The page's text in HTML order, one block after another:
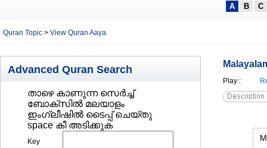
A B C
Quran Topic > View Quran Aaya
Advanced Quran Search
താഴെ കാണുന്ന സെര്‍ച്ച്‌
ബോക്സില്‍ മലയാളം
ഇംഗ്ലീഷില്‍ ടൈപ്പ് ചെയ്തു
space കീ അടിക്കുക
Key
Play :